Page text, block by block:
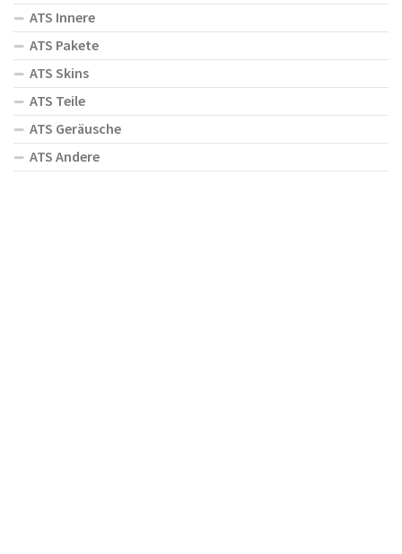
ATS Innere
ATS Pakete
ATS Skins
ATS Teile
ATS Geräusche
ATS Andere